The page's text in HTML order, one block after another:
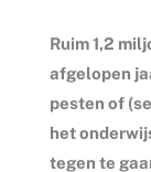
Ruim 1,2
afgelopen
pesten of
het
tegen te